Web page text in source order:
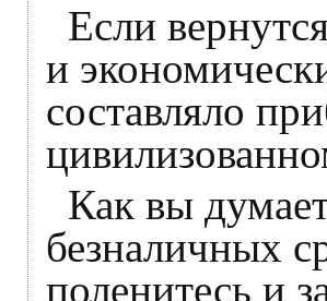
Если
и
составляло
Как вы
безналичных
поленитесь и